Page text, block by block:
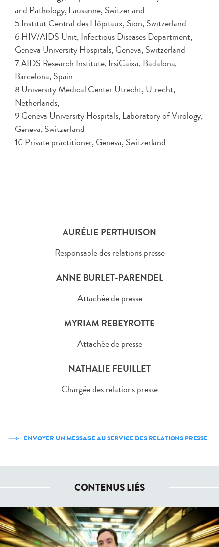
and Pathology, Lausanne, Switzerland
5 Institut Central des Hôpitaux, Sion, Switzerland
6 HIV/AIDS Unit, Infectious Diseases Department,
Geneva University Hospitals, Geneva, Switzerland
7 AIDS Research Institute, IrsiCaixa, Badalona,
Barcelona, Spain
8 University Medical Center Utrecht, Utrecht,
Netherlands,
9 Geneva University Hospitals, Laboratory of Virology,
Geneva, Switzerland
10 Private practitioner, Geneva, Switzerland
AURÉLIE PERTHUISON
Responsable des relations presse
ANNE BURLET-PARENDEL
Attachée de presse
MYRIAM REBEYROTTE
Attachée de presse
NATHALIE FEUILLET
Chargée des relations presse
ENVOYER UN MESSAGE AU SERVICE DES RELATIONS PRESSE
CONTENUS LIÉS